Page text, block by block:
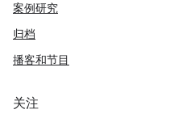
案例研究
归档
播客和节目
关注